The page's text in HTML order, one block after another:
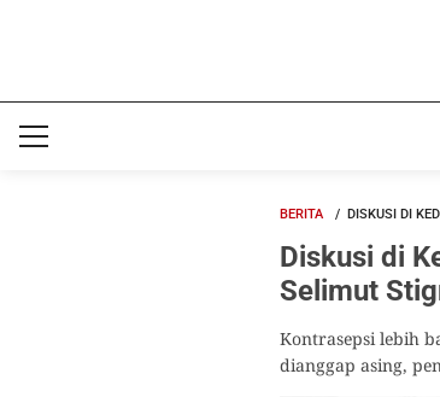
BERITA DISKUSI DI
Diskusi di
Selimut
Kontrasepsi lebih
dianggap asing,